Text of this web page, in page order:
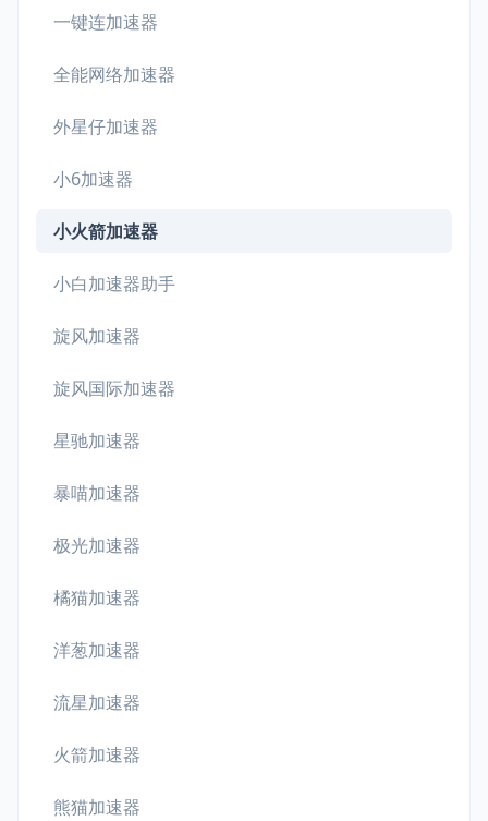
一键连加速器
全能网络加速器
外星仔加速器
小6加速器
小火箭加速器
小白加速器助手
旋风加速器
旋风国际加速器
星驰加速器
暴喵加速器
极光加速器
橘猫加速器
洋葱加速器
流星加速器
火箭加速器
熊猫加速器